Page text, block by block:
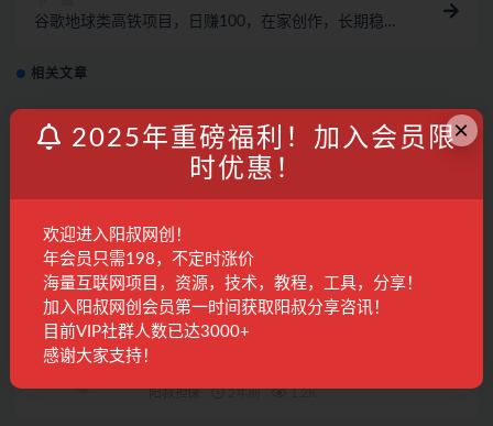
谷歌地球类高铁项目，日赚100，在家创作，长期稳定
相关文章
2025年6月13日阳叔网创地球村的特邀会议
会议回放 1年前
手机广告半自动挂机第三车【已交付】
阳叔担保 2年前 1.3K
手机广告半自动挂机第二车【已交付】
阳叔担保 2年前 1.2K
×
2025年重磅福利！加入会员限
时优惠！
欢迎进入阳叔网创！
年会员只需198，不定时涨价
海量互联网项目，资源，技术，教程，工具，分享！
加入阳叔网创会员第一时间获取阳叔分享咨讯！
目前VIP社群人数已达3000+
感谢大家支持！